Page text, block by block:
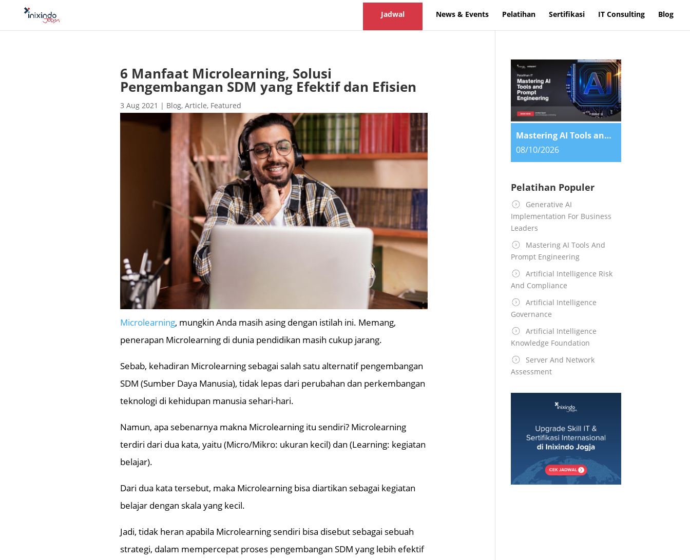
Jadwal News & Events Pelatihan Sertifikasi IT Consulting Blog
6 Manfaat Microlearning, Solusi
Pengembangan SDM yang Efektif dan Efisien
3 Aug 2021 | Blog,Article, Featured
Microlearning, mungkin Anda masih asing dengan istilah ini. Memang,
penerapan Microlearning di dunia pendidikan masih cukup jarang.
Sebab, kehadiran Microlearning sebagai salah satu alternatif pengembangan
SDM (Sumber Daya Manusia), tidak lepas dari perubahan dan perkembangan
teknologi di kehidupan manusia sehari-hari.
Namun, apa sebenarnya makna Microlearning itu sendiri? Microlearning
terdiri dari dua kata, yaitu (Micro/Mikro: ukuran kecil) dan (Learning: kegiatan
belajar).
Dari dua kata tersebut, maka Microlearning bisa diartikan sebagai kegiatan
belajar dengan skala yang kecil.
Jadi, tidak heran apabila Microlearning sendiri bisa disebut sebagai sebuah
strategi, dalam mempercepat proses pengembangan SDM yang lebih efektif
Mastering AI Tools and Prompt Engineering
08/10/2026
Pelatihan Populer
Generative AI
Implementation For Business
Leaders
Mastering AI Tools And
Prompt Engineering
Artificial Intelligence Risk
And Compliance
Artificial Intelligence
Governance
Artificial Intelligence
Knowledge Foundation
Server And Network
Assessment